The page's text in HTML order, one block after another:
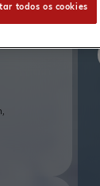
todos os cookies